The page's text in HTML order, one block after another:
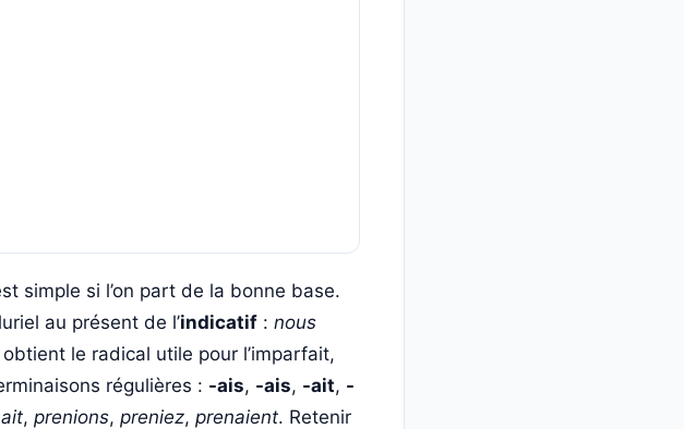
simple si l’on part de la bonne base.
au présent de l’indicatif : nous
le radical utile pour l’imparfait,
régulières : -ais, -ais, -ait, -
, prenions, preniez, prenaient. Retenir